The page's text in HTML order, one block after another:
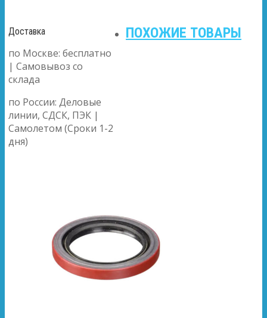
Доставка
по Москве: бесплатно
| Самовывоз со
склада
по России: Деловые
линии, СДСК, ПЭК |
Самолетом (Сроки 1-2
дня)
ПОХОЖИЕ ТОВАРЫ